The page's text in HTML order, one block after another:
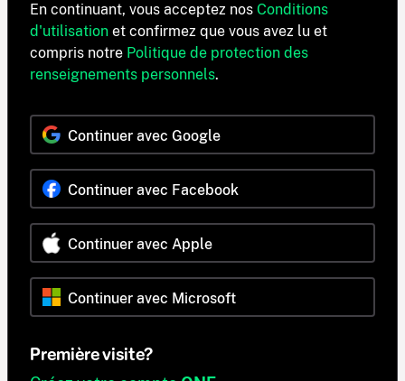
En continuant, vous acceptez nos Conditions
d'utilisation et confirmez que vous avez lu et
compris notre Politique de protection des
renseignements personnels.
Continuer avec Google
Continuer avec Facebook
Continuer avec Apple
Continuer avec Microsoft
Première visite?